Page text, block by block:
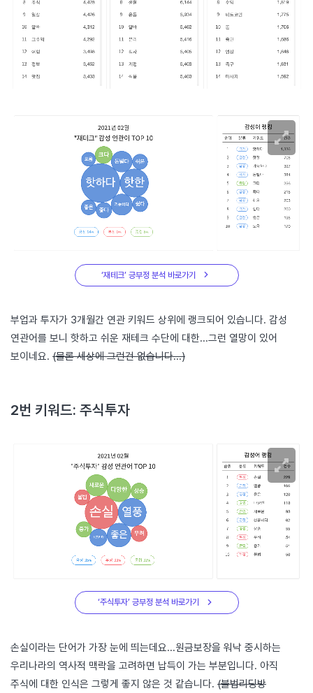
‘재테크’ 긍부정 분석 바로가기
부업과 투자가 3개월간 연관 키워드 상위에 랭크되어 있습니다. 감성
연관어를 보니 핫하고 쉬운 재테크 수단에 대한...그런 열망이 있어
보이네요. (물론 세상에 그런건 없습니다...)
2번 키워드: 주식투자
‘주식투자’ 긍부정 분석 바로가기
손실이라는 단어가 가장 눈에 띄는데요...원금보장을 워낙 중시하는
우리나라의 역사적 맥락을 고려하면 납득이 가는 부분입니다. 아직
주식에 대한 인식은 그렇게 좋지 않은 것 같습니다. (불법리딩방